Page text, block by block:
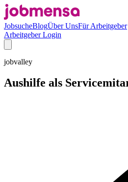
JobsucheBlogÜber UnsFür Arbeitgeber
Arbeitgeber Login
jobvalley
Aushilfe als